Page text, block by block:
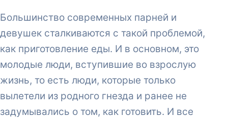
Большинство современных парней и
девушек сталкиваются с такой проблемой,
как приготовление еды. И в основном, это
молодые люди, вступившие во взрослую
жизнь, то есть люди, которые только
вылетели из родного гнезда и ранее не
задумывались о том, как готовить. И все